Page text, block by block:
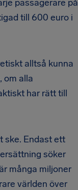
passagerare på
till 600 euro i
alltså kunna
om alla
har rätt till
ske. Endast ett
söker
många miljoner
världen över